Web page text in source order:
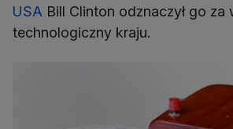
USA Bill Clinton odznaczył go za
technologiczny kraju.